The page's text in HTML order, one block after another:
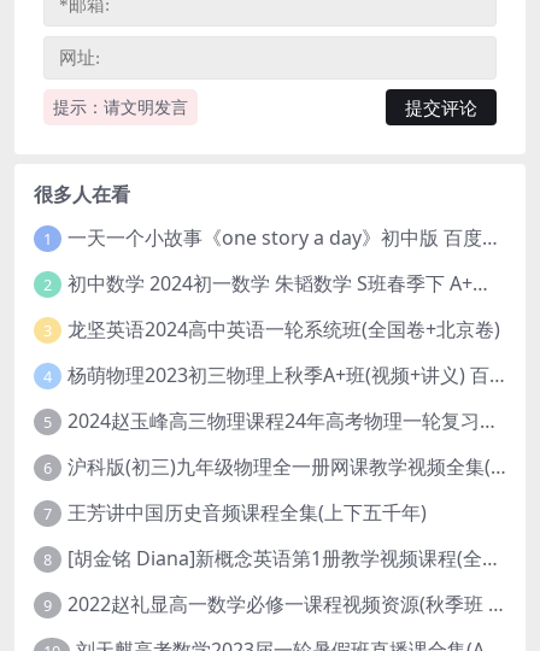
提示：请文明发言
很多人在看
1 一天一个小故事《one story a day》初中版 百度网盘分享下载
2 初中数学 2024初一数学 朱韬数学 S班春季下 A+班春季下 百度云网盘
3 龙坚英语2024高中英语一轮系统班(全国卷+北京卷)
4 杨萌物理2023初三物理上秋季A+班(视频+讲义) 百度网盘分享
5 2024赵玉峰高三物理课程24年高考物理一轮复习网课教程
6 沪科版(初三)九年级物理全一册网课教学视频全集(录播版 杜春雨 66讲)
7 王芳讲中国历史音频课程全集(上下五千年)
8 [胡金铭 Diana]新概念英语第1册教学视频课程(全集 百度网盘下载)
9 2022赵礼显高一数学必修一课程视频资源(秋季班 含讲义)百度网盘云